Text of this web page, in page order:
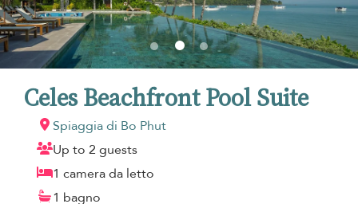
Celes Beachfront Pool Suite
Spiaggia di Bo Phut
Up to 2 guests
1 camera da letto
1 bagno